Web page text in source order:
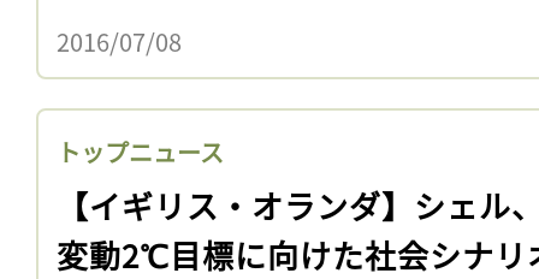
2016/07/08
トップニュース
【イギリス・オランダ】シェル
変動2℃目標に向けた社会シナリ